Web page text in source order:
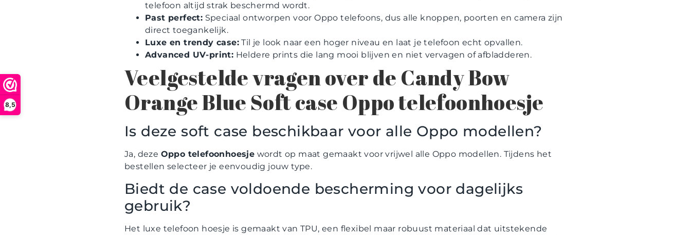
8,5
telefoon altijd strak beschermd wordt.
Past perfect: Speciaal ontworpen voor Oppo telefoons, dus alle knoppen, poorten en camera zijn
direct toegankelijk.
Luxe en trendy case: Til je look naar een hoger niveau en laat je telefoon echt opvallen.
Advanced UV-print: Heldere prints die lang mooi blijven en niet vervagen of afbladderen.
Veelgestelde vragen over de Candy Bow
Orange Blue Soft case Oppo telefoonhoesje
Is deze soft case beschikbaar voor alle Oppo modellen?
Ja, deze Oppo telefoonhoesje wordt op maat gemaakt voor vrijwel alle Oppo modellen. Tijdens het
bestellen selecteer je eenvoudig jouw type.
Biedt de case voldoende bescherming voor dagelijks
gebruik?
Het luxe telefoon hoesje is gemaakt van TPU, een flexibel maar robuust materiaal dat uitstekende